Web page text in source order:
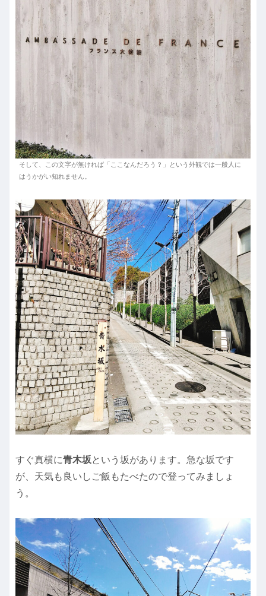
そして、この文字が無ければ「ここなんだろう？」という外観では一般人に
はうかがい知れません。
すぐ真横に青木坂という坂があります。急な坂です
が、天気も良いしご飯もたべたので登ってみましょ
う。